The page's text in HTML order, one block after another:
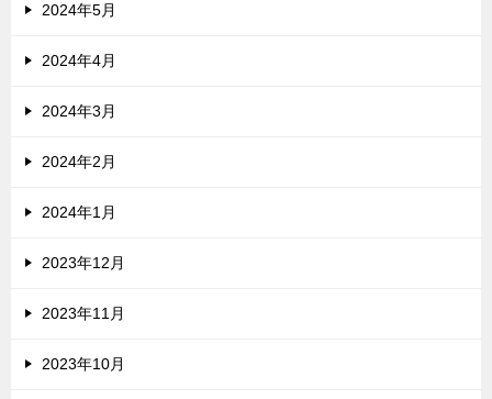
2024年5月
2024年4月
2024年3月
2024年2月
2024年1月
2023年12月
2023年11月
2023年10月